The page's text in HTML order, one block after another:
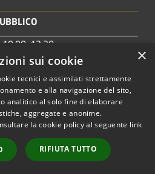
10:00-13:30
Copyright © 2026 • Comune di
Tortolì • Powered by
Municipium•
Accesso
redazione
×
sui cookie
tecnici e assimilati strettamente
e alla navigazione del sito,
analitico al solo fine di elaborare
aggregate e anonime.
la cookie policy al seguente link
RIFIUTA TUTTO